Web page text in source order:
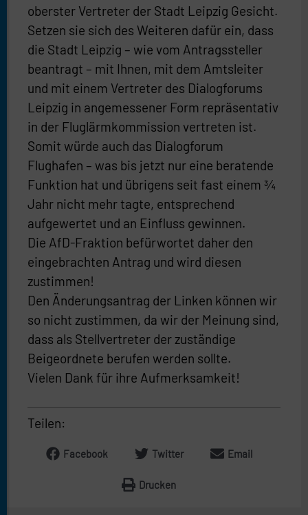
oberster Vertreter der Stadt Leipzig Gesicht.
Setzen sie sich des Weiteren dafür ein, dass
die Stadt Leipzig – wie vom Antragssteller
beantragt – mit Ihnen, mit dem Amtsleiter
und mit einem Vertreter des Dialogforums
Leipzig in angemessener Form repräsentativ
in der Fluglärmkommission vertreten ist.
Somit würde auch das Dialogforum
Flughafen – was bis jetzt nur eine beratende
Funktion hat und übrigens seit fast einem ¾
Jahr nicht mehr tagte, entsprechend
aufgewertet und an Einfluss gewinnen.
Die AfD-Fraktion befürwortet daher den
eingebrachten Antrag und wird diesen
zustimmen!
Den Änderungsantrag der Linken können wir
so nicht zustimmen, da wir der Meinung sind,
dass als Stellvertreter der zuständige
Beigeordnete berufen werden sollte.
Vielen Dank für ihre Aufmerksamkeit!
Teilen:
Facebook Twitter Email
Drucken